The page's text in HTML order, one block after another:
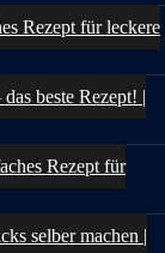
Rezept für leckere
beste Rezept! |
Rezept für
selber machen |